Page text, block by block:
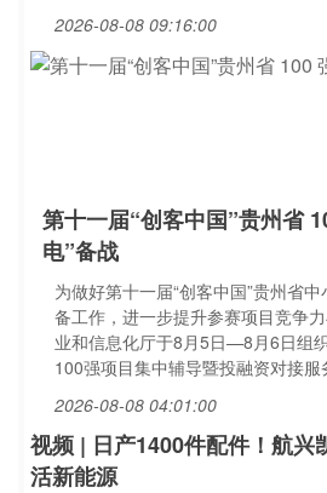
2026-08-08 09:16:00
第十一届“创客中国”贵州省
电”备战
为做好第十一届“创客中国”贵州省
备工作，进一步提升参赛项目竞争
业和信息化厅于8月5日—8月6日组
100强项目集中辅导暨投融资对接服
2026-08-08 04:01:00
视频 | 日产1400件配件！航兴
活新能源